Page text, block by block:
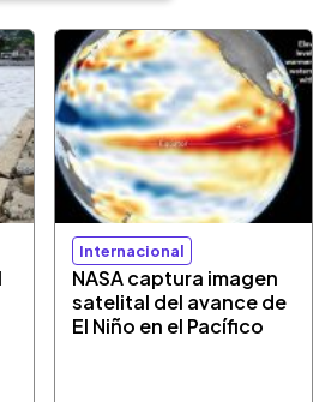
Internacional
NASA captura imagen
satelital del avance de
El Niño en el Pacífico